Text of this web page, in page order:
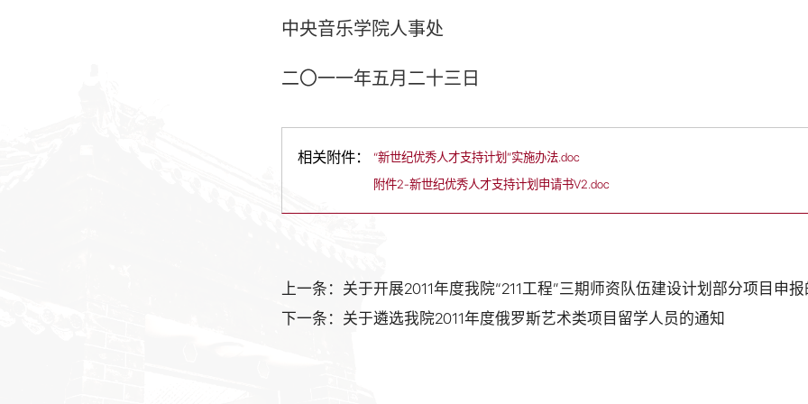
中央音乐学院人事处
二〇一一年五月二十三日
相关附件：
“新世纪优秀人才支持计划”实施办法.doc
附件2-新世纪优秀人才支持计划申请书V2.doc
上一条：关于开展2011年度我院“211工程”三期师资队伍建设计划部分项目申
下一条：关于遴选我院2011年度俄罗斯艺术类项目留学人员的通知